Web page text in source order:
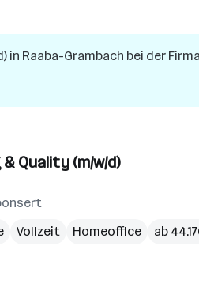
in
Raaba-
in Raaba-Grambach bei der Firma
Quality (m/w/d)
Vollzeit Homeoffice ab